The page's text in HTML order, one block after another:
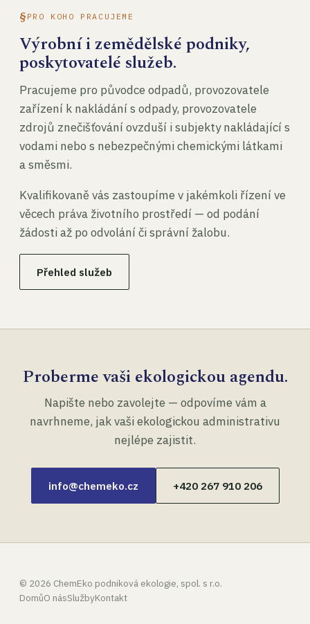
PRO KOHO PRACUJEME
Výrobní i zemědělské podniky,
poskytovatelé služeb.
Pracujeme pro původce odpadů, provozovatele
zařízení k nakládání s odpady, provozovatele
zdrojů znečišťování ovzduší i subjekty nakládající s
vodami nebo s nebezpečnými chemickými látkami
a směsmi.
Kvalifikovaně vás zastoupíme v jakémkoli řízení ve
věcech práva životního prostředí — od podání
žádosti až po odvolání či správní žalobu.
Přehled služeb
Proberme vaši ekologickou agendu.
Napište nebo zavolejte — odpovíme vám a
navrhneme, jak vaši ekologickou administrativu
nejlépe zajistit.
info@chemeko.cz +420 267 910 206
© 2026 ChemEko podniková ekologie, spol. s r.o.
DomůO násSlužbyKontakt